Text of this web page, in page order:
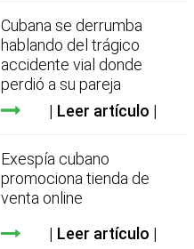
Cubana se derrumba
hablando del trágico
accidente vial donde
perdió a su pareja
Leer artículo
Exespía cubano
promociona tienda de
venta online
Leer artículo